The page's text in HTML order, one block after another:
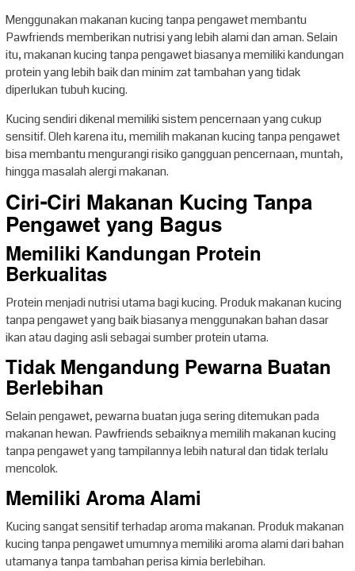
Menggunakan makanan kucing tanpa pengawet membantu
Pawfriends memberikan nutrisi yang lebih alami dan aman. Selain
itu, makanan kucing tanpa pengawet biasanya memiliki kandungan
protein yang lebih baik dan minim zat tambahan yang tidak
diperlukan tubuh kucing.
Kucing sendiri dikenal memiliki sistem pencernaan yang cukup
sensitif. Oleh karena itu, memilih makanan kucing tanpa pengawet
bisa membantu mengurangi risiko gangguan pencernaan, muntah,
hingga masalah alergi makanan.
Ciri-Ciri Makanan Kucing Tanpa
Pengawet yang Bagus
Memiliki Kandungan Protein
Berkualitas
Protein menjadi nutrisi utama bagi kucing. Produk makanan kucing
tanpa pengawet yang baik biasanya menggunakan bahan dasar
ikan atau daging asli sebagai sumber protein utama.
Tidak Mengandung Pewarna Buatan
Berlebihan
Selain pengawet, pewarna buatan juga sering ditemukan pada
makanan hewan. Pawfriends sebaiknya memilih makanan kucing
tanpa pengawet yang tampilannya lebih natural dan tidak terlalu
mencolok.
Memiliki Aroma Alami
Kucing sangat sensitif terhadap aroma makanan. Produk makanan
kucing tanpa pengawet umumnya memiliki aroma alami dari bahan
utamanya tanpa tambahan perisa kimia berlebihan.